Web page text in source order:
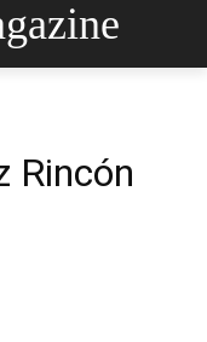
Rincón